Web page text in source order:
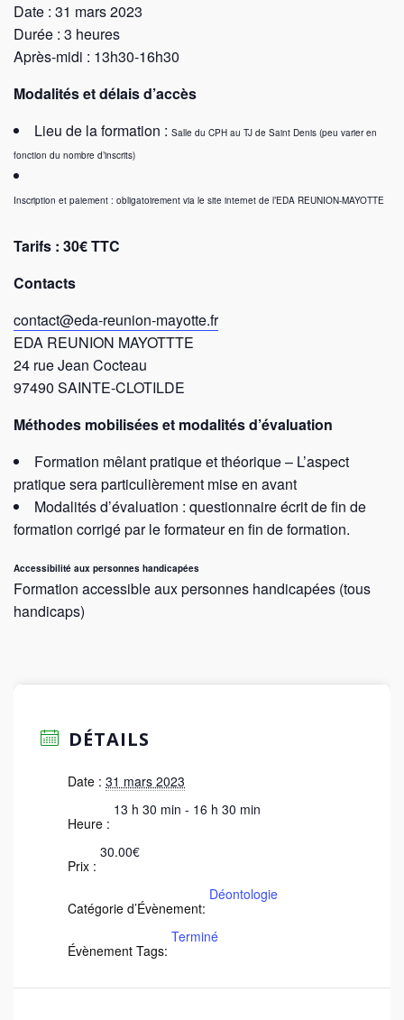
Date : 31 mars 2023
Durée : 3 heures
Après-midi : 13h30-16h30
Modalités et délais d’accès
Lieu de la formation : Salle du CPH au TJ de Saint Denis (peu varier en
fonction du nombre d’inscrits)
Inscription et paiement : obligatoirement via le site internet de l’EDA REUNION-MAYOTTE
Tarifs : 30€ TTC
Contacts
contact@eda-reunion-mayotte.fr
EDA REUNION MAYOTTTE
24 rue Jean Cocteau
97490 SAINTE-CLOTILDE
Méthodes mobilisées et modalités d’évaluation
Formation mêlant pratique et théorique – L’aspect
pratique sera particulièrement mise en avant
Modalités d’évaluation : questionnaire écrit de fin de
formation corrigé par le formateur en fin de formation.
Accessibilité aux personnes handicapées
Formation accessible aux personnes handicapées (tous
handicaps)
DÉTAILS
Date : 31 mars 2023
Heure :
13 h 30 min - 16 h 30 min
Prix :
30.00€
Catégorie d’Évènement:
Déontologie
Évènement Tags:
Terminé